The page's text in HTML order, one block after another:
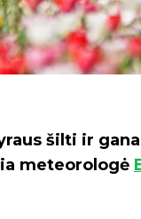
šilti ir
meteorologė